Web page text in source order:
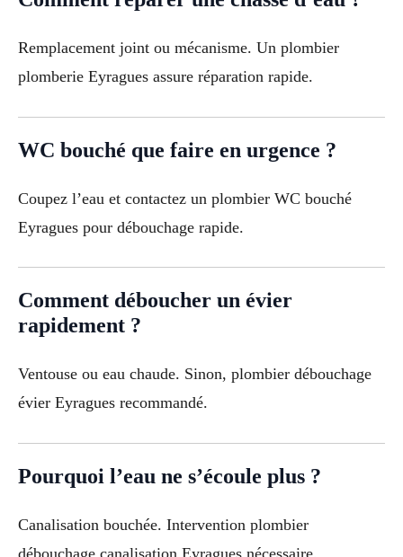
Remplacement joint ou mécanisme. Un plombier
plomberie Eyragues assure réparation rapide.
WC bouché que faire en urgence ?
Coupez l’eau et contactez un plombier WC bouché
Eyragues pour débouchage rapide.
Comment déboucher un évier
rapidement ?
Ventouse ou eau chaude. Sinon, plombier débouchage
évier Eyragues recommandé.
Pourquoi l’eau ne s’écoule plus ?
Canalisation bouchée. Intervention plombier
débouchage canalisation Eyragues nécessaire.